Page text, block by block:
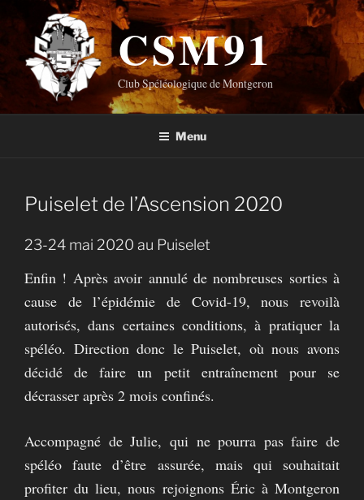
contenu
principal
CSM91
Club Spéléologique de Montgeron
Menu
Puiselet de l’Ascension 2020
23-24 mai 2020 au Puiselet
Enfin ! Après avoir annulé de nombreuses sorties à
cause de l’épidémie de Covid-19, nous revoilà
autorisés, dans certaines conditions, à pratiquer la
spéléo. Direction donc le Puiselet, où nous avons
décidé de faire un petit entraînement pour se
décrasser après 2 mois confinés.
Accompagné de Julie, qui ne pourra pas faire de
spéléo faute d’être assurée, mais qui souhaitait
profiter du lieu, nous rejoignons Éric à Montgeron